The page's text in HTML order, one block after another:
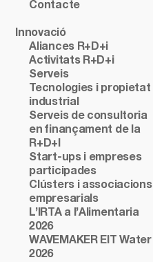
Contacte
Innovació
Aliances R+D+i
Activitats R+D+i
Serveis
Tecnologies i propietat
industrial
Serveis de consultoria
en finançament de la
R+D+I
Start-ups i empreses
participades
Clústers i associacions
empresarials
L’IRTA a l’Alimentaria
2026
WAVEMAKER EIT Water
2026